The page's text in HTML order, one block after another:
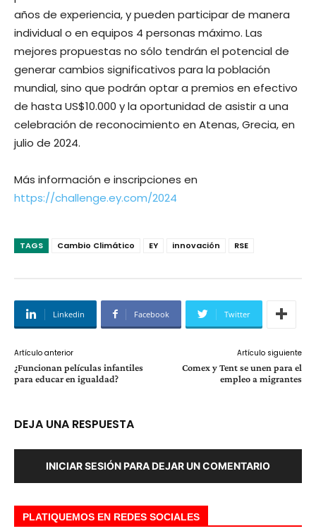
años de experiencia, y pueden participar de manera
individual o en equipos 4 personas máximo. Las
mejores propuestas no sólo tendrán el potencial de
generar cambios significativos para la población
mundial, sino que podrán optar a premios en efectivo
de hasta US$10.000 y la oportunidad de asistir a una
celebración de reconocimiento en Atenas, Grecia, en
julio de 2024.
Más información e inscripciones en
https://challenge.ey.com/2024
TAGS Cambio Climático EY innovación RSE
Linkedin Facebook Twitter
Artículo anterior
¿Funcionan películas infantiles
para educar en igualdad?
Artículo siguiente
Comex y Tent se unen para el
empleo a migrantes
DEJA UNA RESPUESTA
INICIAR SESIÓN PARA DEJAR UN COMENTARIO
PLATIQUEMOS EN REDES SOCIALES